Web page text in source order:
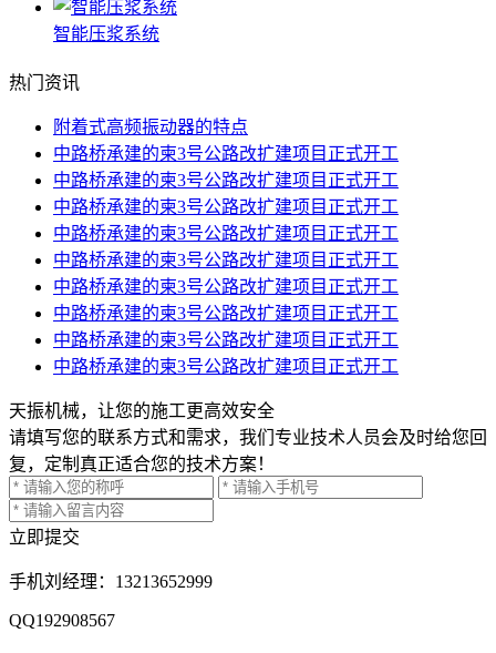
智能压浆系统
热门资讯
附着式高频振动器的特点
中路桥承建的柬3号公路改扩建项目正式开工
中路桥承建的柬3号公路改扩建项目正式开工
中路桥承建的柬3号公路改扩建项目正式开工
中路桥承建的柬3号公路改扩建项目正式开工
中路桥承建的柬3号公路改扩建项目正式开工
中路桥承建的柬3号公路改扩建项目正式开工
中路桥承建的柬3号公路改扩建项目正式开工
中路桥承建的柬3号公路改扩建项目正式开工
中路桥承建的柬3号公路改扩建项目正式开工
天振机械，让您的施工更高效安全
请填写您的联系方式和需求，我们专业技术人员会及时给您回
复，定制真正适合您的技术方案！
立即提交
手机刘经理：13213652999
QQ192908567